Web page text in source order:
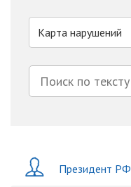
Карта нарушений
Президент РФ